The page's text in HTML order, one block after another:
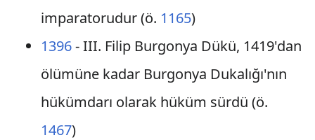
imparatorudur (ö. 1165)
1396- III. Filip Burgonya Dükü, 1419'dan
ölümüne kadar Burgonya Dukalığı'nın
hükümdarı olarak hüküm sürdü (ö.
1467)